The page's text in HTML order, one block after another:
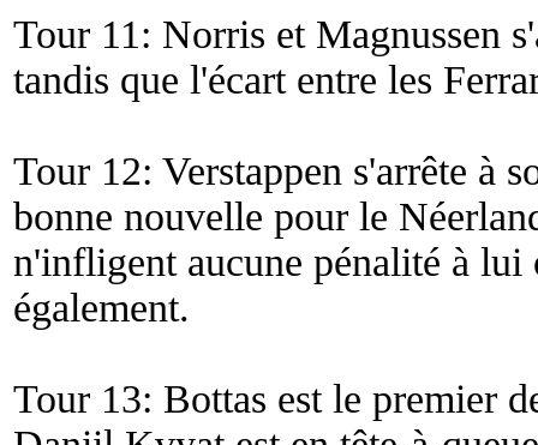
Tour 11: Norris et Magnussen
tandis que l'écart entre les
Tour 12: Verstappen s'arrête à
bonne nouvelle pour le
n'infligent aucune pénalité à lui
également.
Tour 13: Bottas est le premier